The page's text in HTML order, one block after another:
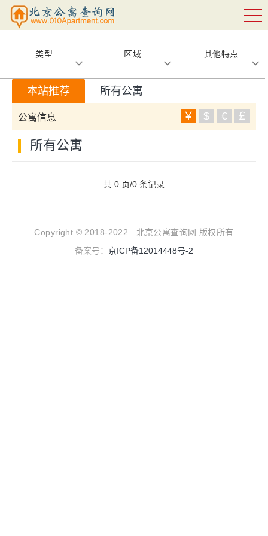
类型 区域 其他特点
本站推荐 所有公寓
公寓信息 ￥ $ € ￡
所有公寓
共 0 页/0 条记录
Copyright © 2018-2022 . 北京公寓查询网 版权所有
备案号： 京ICP备12014448号-2